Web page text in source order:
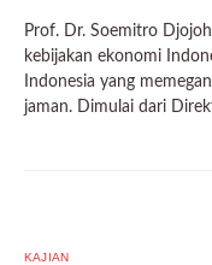
Prof. Dr. Soemitro
kebijakan ekonomi
Indonesia yang
jaman. Dimulai dari
KAJIAN